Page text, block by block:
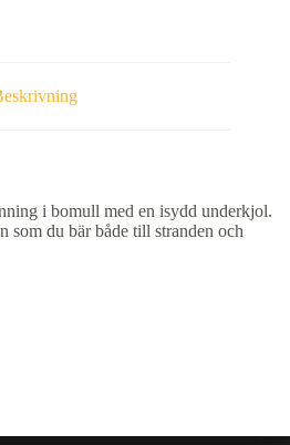
i bomull med en isydd underkjol.
som du bär både till stranden och